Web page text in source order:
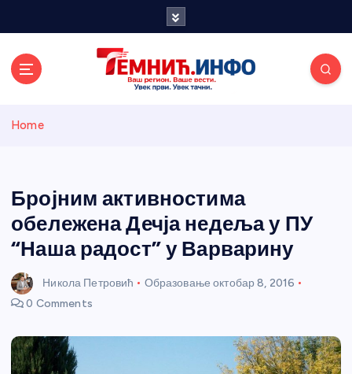
и портал
Home
Бројним активностима
обележена Дечја недеља у ПУ
“Наша радост” у Варварину
Никола Петровић Образовање октобар 8, 2016
0 Comments